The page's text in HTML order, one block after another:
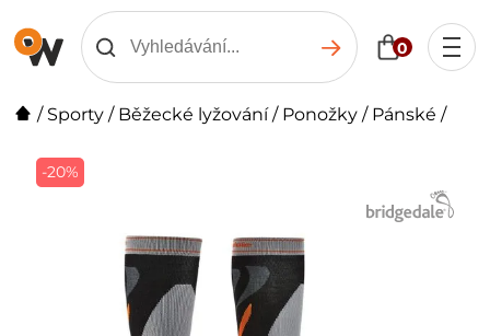
0
/ Sporty / Běžecké lyžování/ Ponožky / Pánské /
-20%